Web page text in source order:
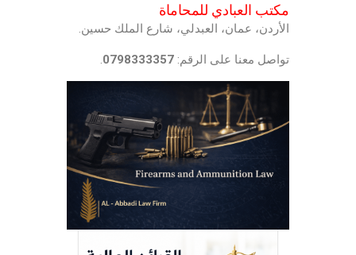
مكتب العبادي للمحاماة
الأردن، عمان، العبدلي، شارع الملك حسين.
تواصل معنا على الرقم: 0798333357
.